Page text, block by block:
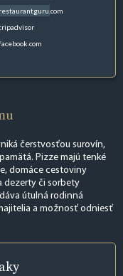
restaurantguru.com
čerstvosťou surovín,
Pizze majú tenké
domáce cestoviny
dezerty či sorbety
útulná rodinná
a možnosť odniesť